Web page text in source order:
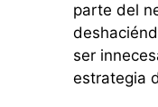
parte del
ser
estrategia